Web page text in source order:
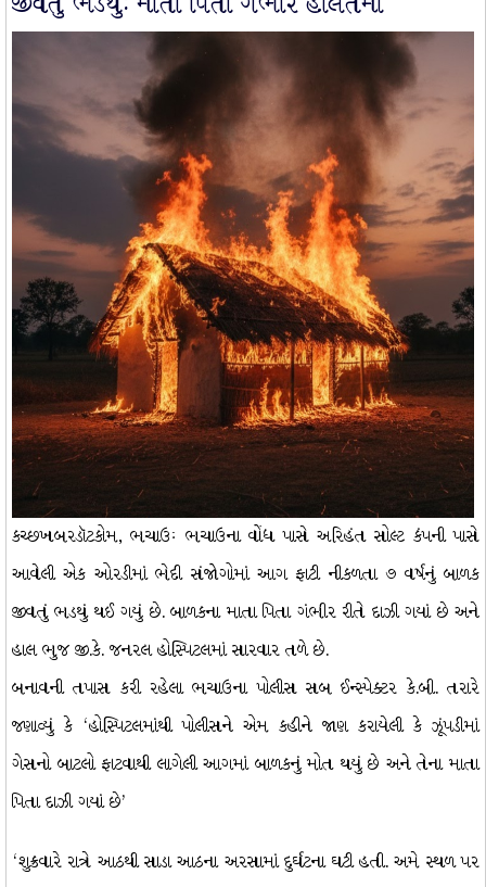
કચ્છખબરડૉટકોમ, ભચાઉઃ ભચાઉના વોંધ પાસે અરિહંત સોલ્ટ કંપની પાસે
આવેલી એક ઓરડીમાં ભેદી સંજોગોમાં આગ ફાટી નીકળતા ૭ વર્ષનું બાળક
જીવતું ભડથું થઈ ગયું છે. બાળકના માતા પિતા ગંભીર રીતે દાઝી ગયાં છે અને
હાલ ભુજ જી.કે. જનરલ હોસ્પિટલમાં સારવાર તળે છે.
બનાવની તપાસ કરી રહેલા ભચાઉના પોલીસ સબ ઈન્સ્પેક્ટર કે.બી. તરારે
જણાવ્યું કે ‘હોસ્પિટલમાંથી પોલીસને એમ કહીને જાણ કરાયેલી કે ઝૂંપડીમાં
ગેસનો બાટલો ફાટવાથી લાગેલી આગમાં બાળકનું મોત થયું છે અને તેના માતા
પિતા દાઝી ગયાં છે’
‘શુક્રવારે રાત્રે આઠથી સાડા આઠના અરસામાં દુર્ઘટના ઘટી હતી. અમે સ્થળ પર